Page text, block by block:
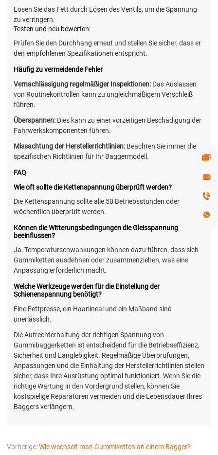




Lösen Sie das Fett durch Lösen des Ventils, um die Spannung
zu verringern.
Testen und neu bewerten:
Prüfen Sie den Durchhang erneut und stellen Sie sicher, dass er
den empfohlenen Spezifikationen entspricht.
Häufig zu vermeidende Fehler
Vernachlässigung regelmäßiger Inspektionen: Das Auslassen
von Routinekontrollen kann zu ungleichmäßigem Verschleiß
führen.
Überspannen: Dies kann zu einer vorzeitigen Beschädigung der
Fahrwerkskomponenten führen.
Missachtung der Herstellerrichtlinien: Beachten Sie immer die
spezifischen Richtlinien für Ihr Baggermodell.
FAQ
Wie oft sollte die Kettenspannung überprüft werden?
Die Kettenspannung sollte alle 50 Betriebsstunden oder
wöchentlich überprüft werden.
Können die Witterungsbedingungen die Gleisspannung
beeinflussen?
Ja, Temperaturschwankungen können dazu führen, dass sich
Gummiketten ausdehnen oder zusammenziehen, was eine
Anpassung erforderlich macht.
Welche Werkzeuge werden für die Einstellung der
Schienenspannung benötigt?
Eine Fettpresse, ein Haarlineal und ein Maßband sind
unerlässlich.
Die Aufrechterhaltung der richtigen Spannung von
Gummibaggerketten ist entscheidend für die Betriebseffizienz,
Sicherheit und Langlebigkeit. Regelmäßige Überprüfungen,
Anpassungen und die Einhaltung der Herstellerrichtlinien stellen
sicher, dass Ihre Ausrüstung optimal funktioniert. Wenn Sie die
richtige Wartung in den Vordergrund stellen, können Sie
kostspielige Reparaturen vermeiden und die Lebensdauer Ihres
Baggers verlängern.
Vorherige:Wie wechselt man Gummiketten an einem Bagger?